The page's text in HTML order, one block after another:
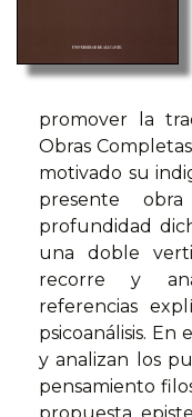
promover la
Obras
motivado su
presente
profundidad
una doble
recorre y
referencias
psicoanálisis. En
y analizan los
pensamiento